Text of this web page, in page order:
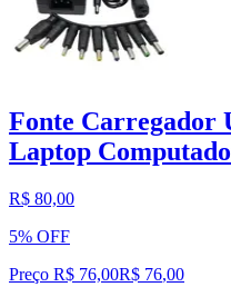
Fonte Carregador
Laptop
R$ 80,00
5% OFF
Preço R$ 76,00R$ 76,00